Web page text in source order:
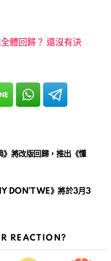
體回歸？ 還沒有決
》將改版回歸，推出《懂
DON’T WE》將於3月3
REACTION?